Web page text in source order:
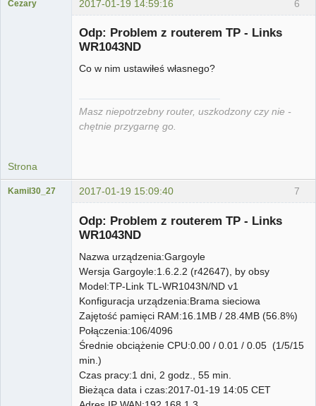
6
Cezary 2017-01-19 14:59:16
Odp: Problem z routerem TP - Links
WR1043ND
Co w nim ustawiłeś własnego?
Masz niepotrzebny router, uszkodzony czy nie -
chętnie przygarnę go.
Strona
7
Kamil30_27 2017-01-19 15:09:40
Odp: Problem z routerem TP - Links
WR1043ND
Nazwa urządzenia:Gargoyle
Wersja Gargoyle:1.6.2.2 (r42647), by obsy
Model:TP-Link TL-WR1043N/ND v1
Konfiguracja urządzenia:Brama sieciowa
Zajętość pamięci RAM:16.1MB / 28.4MB (56.8%)
Połączenia:106/4096
Średnie obciążenie CPU:0.00 / 0.01 / 0.05 (1/5/15
min.)
Czas pracy:1 dni, 2 godz., 55 min.
Bieżąca data i czas:2017-01-19 14:05 CET